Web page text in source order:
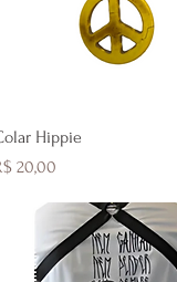
Visualização rápida
Hippie
20,00